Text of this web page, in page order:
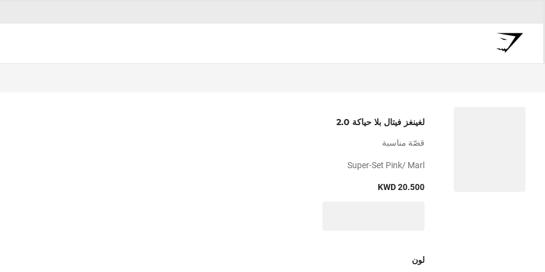
لغينغز فيتال بلا حياكة 2.0
قصّة مناسبة
Super-Set Pink/ Marl
KWD 20.500
لون